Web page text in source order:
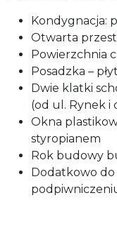
Kondygnacja:
Otwarta
Powierzchnia
Posadzka –
Dwie klatki
(od ul. Rynek i
Okna
styropianem
Rok budowy
Dodatkowo